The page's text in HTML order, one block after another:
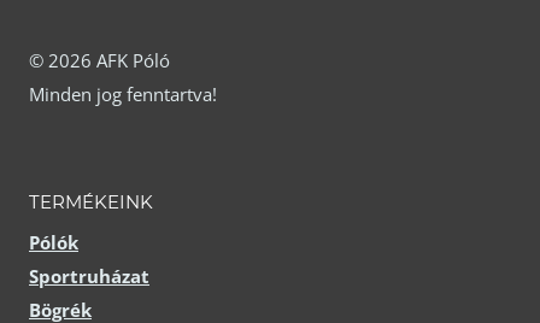
© 2026 AFK Póló
Minden jog fenntartva!
TERMÉKEINK
Pólók
Sportruházat
Bögrék